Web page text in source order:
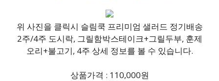
위 사진을 클릭시 슬림쿡 프리미엄 샐러드 정기배송
2주/4주 도시락, 그릴함박스테이크+그릴두부, 훈제
오리+불고기, 4주 상세 정보를 볼 수 있습니다.
상품가격 : 110,000원